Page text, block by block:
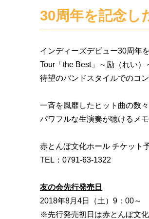
30周年を記念し
インディーズデビュー30周年
Tour「the Best」～励（れい）
待望のバンドスタイルでのコ
一斉を風靡したヒット曲の数
パワフルな生演奏が聴けるメ
赤とんぼ文化ホール チケット
TEL：0791-63-1322
友の会先行発売日
2018年8月4日（土）9：00～
※先行発売初日は赤とんぼ文